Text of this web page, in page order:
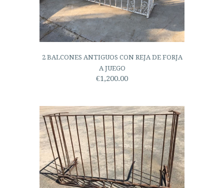
2 BALCONES ANTIGUOS CON REJA DE FORJA
A JUEGO
€1,200.00